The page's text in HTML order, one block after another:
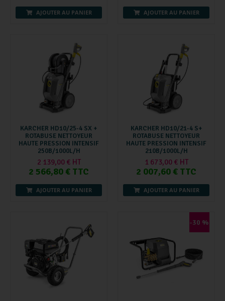
AJOUTER AU PANIER AJOUTER AU PANIER
KARCHER HD10/25-4 SX +
ROTABUSE NETTOYEUR
HAUTE PRESSION INTENSIF
250B/1000L/H
2 139,00 € HT
2 566,80 € TTC
AJOUTER AU PANIER
KARCHER HD10/21-4 S+
ROTABUSE NETTOYEUR
HAUTE PRESSION INTENSIF
210B/1000L/H
1 673,00 € HT
2 007,60 € TTC
AJOUTER AU PANIER
-30 %